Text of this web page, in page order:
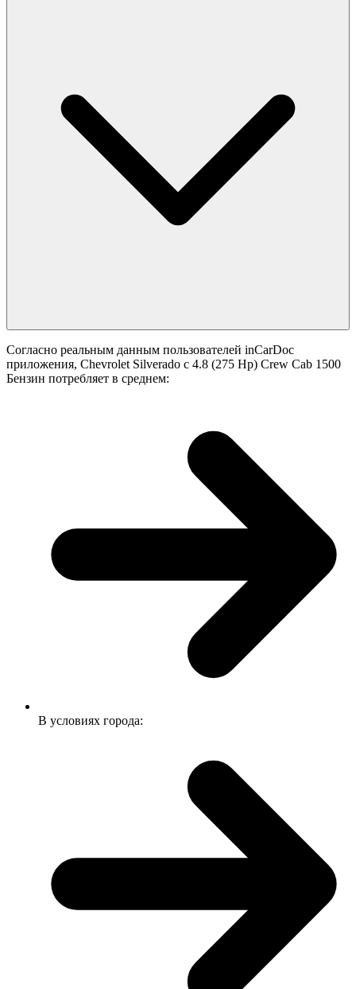
Согласно реальным данным пользователей inCarDoc
приложения, Chevrolet Silverado с 4.8 (275 Hp) Crew Cab 1500
Бензин потребляет в среднем:
В условиях города: